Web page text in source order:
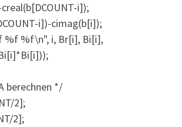
i]);
i])-cimag(b[i]);
%f %f\n", i, Br[i], Bi[i],
berechnen */
2];
2];